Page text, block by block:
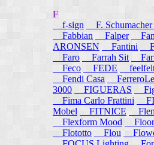
F
f-sign
F. Schumacher
Fabbian
Falper
ARONSEN
Fantini
Faro
Farrah Sit
Feco
FEDE
Fendi Casa
3000
FIGUERAS
Fima Carlo Frattini
Mobel
FITNICE
Flexform Mood
Floor
Flototto
Flou